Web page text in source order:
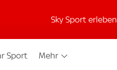
Sky Sport erleben
Sport Mehr